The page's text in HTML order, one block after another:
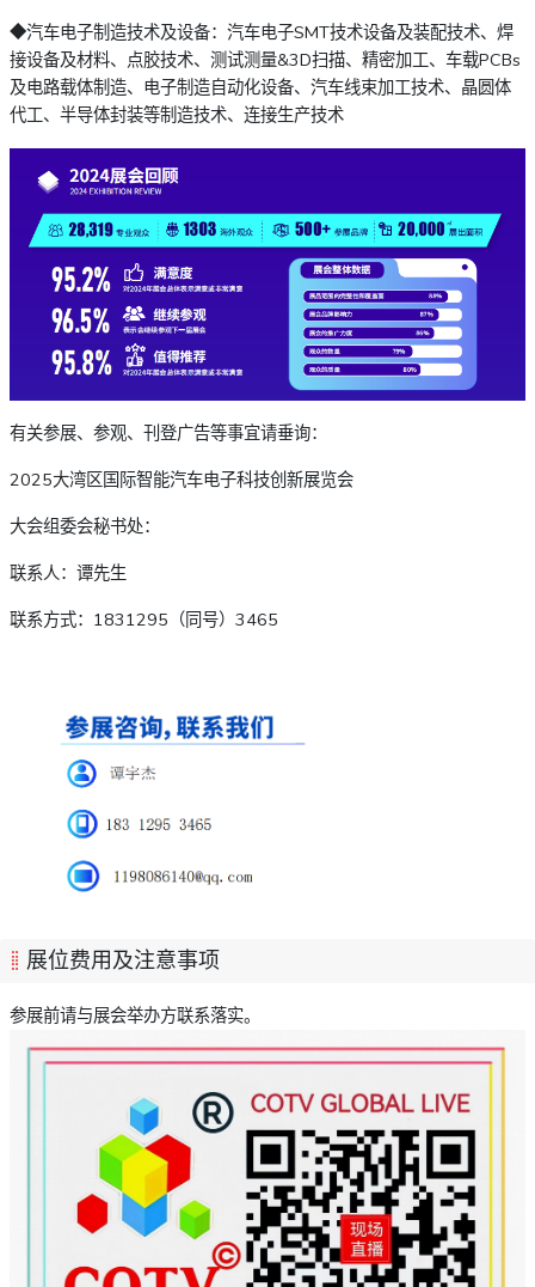
◆汽车电子制造技术及设备：汽车电子SMT技术设备及装配技术、焊
接设备及材料、点胶技术、测试测量&3D扫描、精密加工、车载PCBs
及电路载体制造、电子制造自动化设备、汽车线束加工技术、晶圆体
代工、半导体封装等制造技术、连接生产技术
有关参展、参观、刊登广告等事宜请垂询：
2025大湾区国际智能汽车电子科技创新展览会
大会组委会秘书处：
联系人：谭先生
联系方式：1831295（同号）3465
展位费用及注意事项
参展前请与展会举办方联系落实。